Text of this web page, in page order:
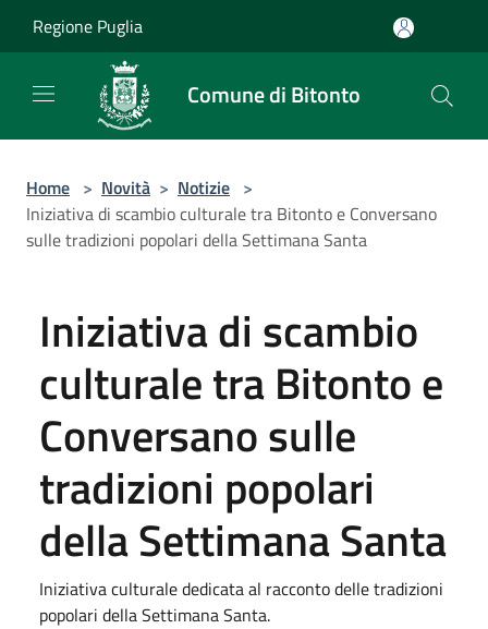
Regione Puglia
Comune di Bitonto
Home > Novità > Notizie >
Iniziativa di scambio culturale tra Bitonto e Conversano
sulle tradizioni popolari della Settimana Santa
Iniziativa di scambio
culturale tra Bitonto e
Conversano sulle
tradizioni popolari
della Settimana Santa
Iniziativa culturale dedicata al racconto delle tradizioni
popolari della Settimana Santa.